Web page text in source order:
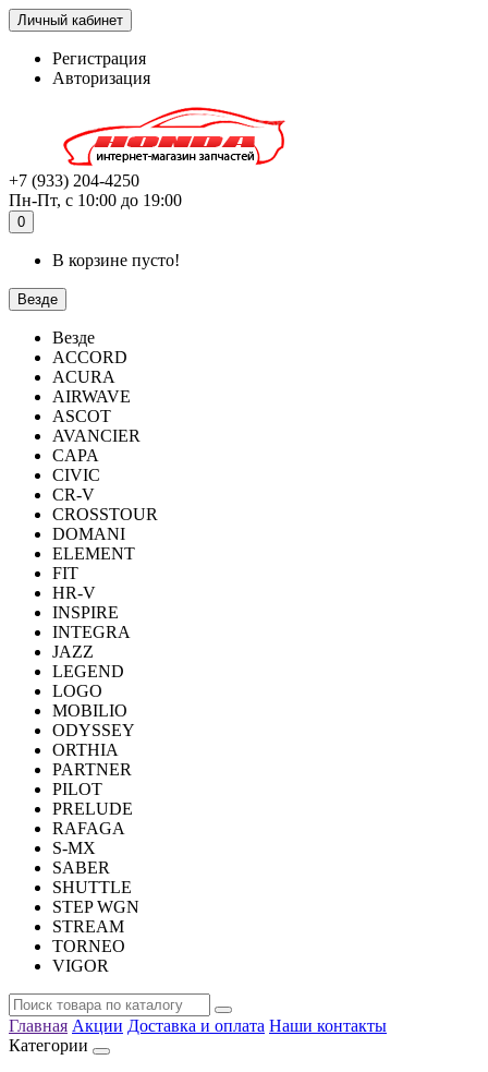
Личный кабинет
Регистрация
Авторизация
+7 (933) 204-4250
Пн-Пт, с 10:00 до 19:00
0
В корзине пусто!
Везде
Везде
ACCORD
ACURA
AIRWAVE
ASCOT
AVANCIER
CAPA
CIVIC
CR-V
CROSSTOUR
DOMANI
ELEMENT
FIT
HR-V
INSPIRE
INTEGRA
JAZZ
LEGEND
LOGO
MOBILIO
ODYSSEY
ORTHIA
PARTNER
PILOT
PRELUDE
RAFAGA
S-MX
SABER
SHUTTLE
STEP WGN
STREAM
TORNEO
VIGOR
Главная Акции Доставка и оплата Наши контакты
Категории